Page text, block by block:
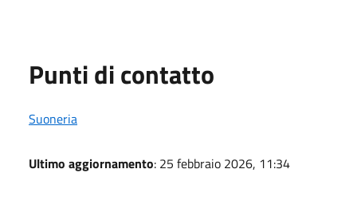
Punti di contatto
Suoneria
Ultimo aggiornamento: 25 febbraio 2026, 11:34